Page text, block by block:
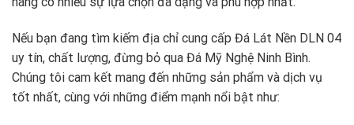
Nếu bạn đang tìm kiếm địa chỉ cung cấp Đá Lát Nền DLN 04
uy tín, chất lượng, đừng bỏ qua Đá Mỹ Nghệ Ninh Bình.
Chúng tôi cam kết mang đến những sản phẩm và dịch vụ
tốt nhất, cùng với những điểm mạnh nổi bật như: